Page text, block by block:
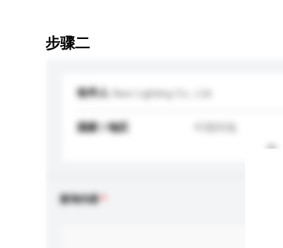
步骤二
收件人 Navi Lighting Co., Ltd
国家 / 地区
查询内容